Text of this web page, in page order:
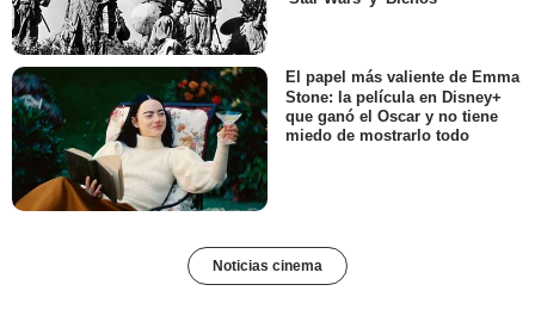
El papel más valiente de Emma
Stone: la película en Disney+
que ganó el Oscar y no tiene
miedo de mostrarlo todo
Noticias cinema